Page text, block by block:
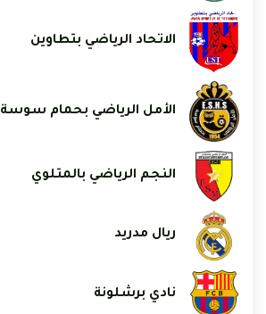
الاتحاد الرياضي بتطاوين
الأمل الرياضي بحمام سوسة
النجم الرياضي بالمتلوي
ريال مدريد
نادي برشلونة